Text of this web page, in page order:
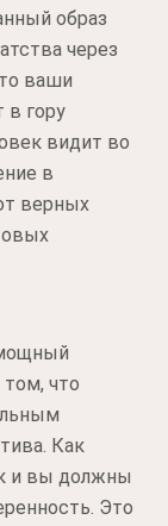
образ
через
ваши
в гору
видит во
в
верных
что
Как
и вы должны
Это